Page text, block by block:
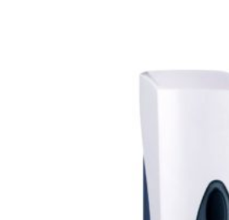
Zobacz Więcej